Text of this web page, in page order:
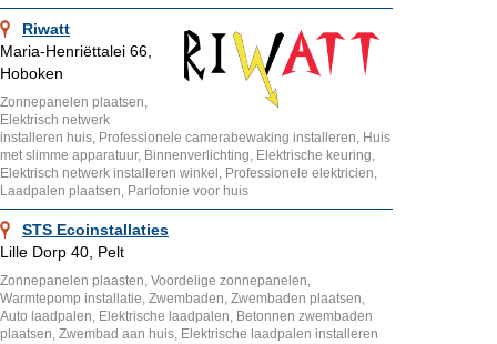
Riwatt
Maria-Henriëttalei 66,
Hoboken
Zonnepanelen plaatsen,
Elektrisch netwerk
installeren huis, Professionele camerabewaking installeren, Huis
met slimme apparatuur, Binnenverlichting, Elektrische keuring,
Elektrisch netwerk installeren winkel, Professionele elektricien,
Laadpalen plaatsen, Parlofonie voor huis
STS Ecoinstallaties
Lille Dorp 40, Pelt
Zonnepanelen plaasten, Voordelige zonnepanelen,
Warmtepomp installatie, Zwembaden, Zwembaden plaatsen,
Auto laadpalen, Elektrische laadpalen, Betonnen zwembaden
plaatsen, Zwembad aan huis, Elektrische laadpalen installeren